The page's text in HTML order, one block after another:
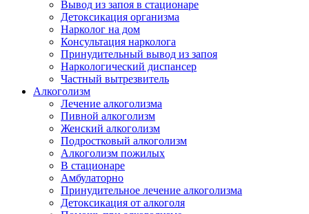
Вывод из запоя в стационаре
Детоксикация организма
Нарколог на дом
Консультация нарколога
Принудительный вывод из запоя
Наркологический диспансер
Частный вытрезвитель
Алкоголизм
Лечение алкоголизма
Пивной алкоголизм
Женский алкоголизм
Подростковый алкоголизм
Алкоголизм пожилых
В стационаре
Амбулаторно
Принудительное лечение алкоголизма
Детоксикация от алкоголя